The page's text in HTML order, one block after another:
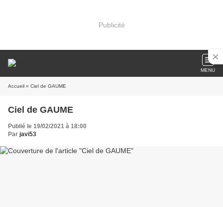
Publicité
MENU
Accueil » Ciel de GAUME
Ciel de GAUME
Publié le 19/02/2021 à 18:00
Par javi53